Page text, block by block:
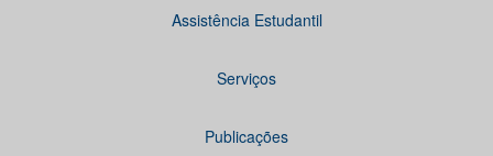
Assistência Estudantil
Serviços
Publicações